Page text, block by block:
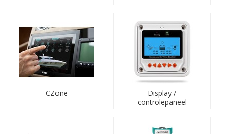
Communicatiekabels en interfacekabels
Communicatie- en synchronisatiekabels in diverse lengtes,
connector-opties en uitvoeringen. Hier vindt u kabels voor
onder meer CANbus, VE.Direct, VE.Can, CZone
(NMEA2000), BlueSolar, USB-koppelingen en andere
netwerksystemen.
BMS – Battery Management System
Een BMS bewaakt de accucellen, balanceert
dat nodig is. Het systeem optimaliseert daarmee de
CZone
Display /
controlepaneel